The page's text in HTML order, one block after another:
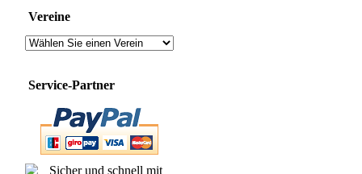
Vereine
Service-Partner